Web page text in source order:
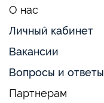
О нас
Личный кабинет
Вакансии
Вопросы и ответы
Партнерам